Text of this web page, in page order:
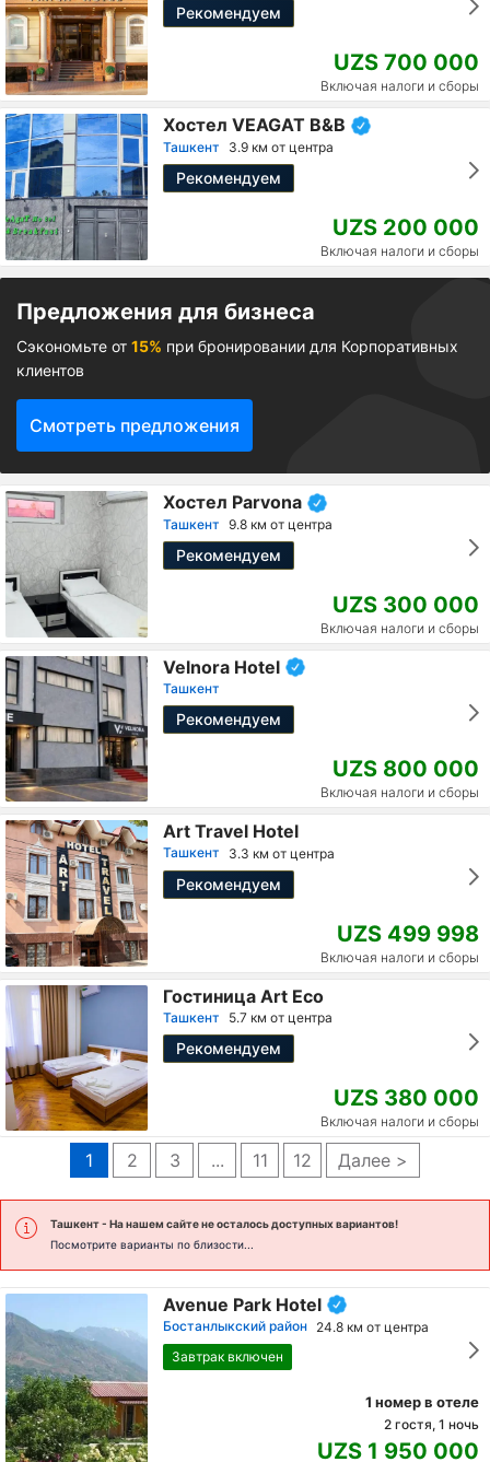
Рекомендуем
UZS 700 000
Включая налоги и сборы
Хостел VEAGAT B&B
Ташкент 3.9 км от центра
Рекомендуем
UZS 200 000
Включая налоги и сборы
Предложения для бизнеса
Сэкономьте от 15% при бронировании для Корпоративных
клиентов
Смотреть предложения
Хостел Parvona
Ташкент 9.8 км от центра
Рекомендуем
UZS 300 000
Включая налоги и сборы
Velnora Hotel
Ташкент
Рекомендуем
UZS 800 000
Включая налоги и сборы
Art Travel Hotel
Ташкент 3.3 км от центра
Рекомендуем
UZS 499 998
Включая налоги и сборы
Гостиница Art Eco
Ташкент 5.7 км от центра
Рекомендуем
UZS 380 000
Включая налоги и сборы
1 2 3 ... 11 12 Далее >
Ташкент- На нашем сайте не осталось доступных вариантов!
Посмотрите варианты по близости...
Avenue Park Hotel
Бостанлыкский район 24.8 км от центра
Завтрак включен
1 номер в отеле
2 гостя, 1 ночь
UZS 1 950 000